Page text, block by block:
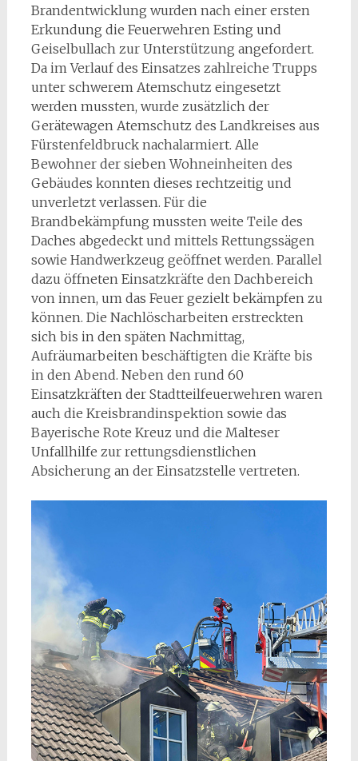
Brandentwicklung wurden nach einer ersten
Erkundung die Feuerwehren Esting und
Geiselbullach zur Unterstützung angefordert.
Da im Verlauf des Einsatzes zahlreiche Trupps
unter schwerem Atemschutz eingesetzt
werden mussten, wurde zusätzlich der
Gerätewagen Atemschutz des Landkreises aus
Fürstenfeldbruck nachalarmiert. Alle
Bewohner der sieben Wohneinheiten des
Gebäudes konnten dieses rechtzeitig und
unverletzt verlassen. Für die
Brandbekämpfung mussten weite Teile des
Daches abgedeckt und mittels Rettungssägen
sowie Handwerkzeug geöffnet werden. Parallel
dazu öffneten Einsatzkräfte den Dachbereich
von innen, um das Feuer gezielt bekämpfen zu
können. Die Nachlöscharbeiten erstreckten
sich bis in den späten Nachmittag,
Aufräumarbeiten beschäftigten die Kräfte bis
in den Abend. Neben den rund 60
Einsatzkräften der Stadtteilfeuerwehren waren
auch die Kreisbrandinspektion sowie das
Bayerische Rote Kreuz und die Malteser
Unfallhilfe zur rettungsdienstlichen
Absicherung an der Einsatzstelle vertreten.